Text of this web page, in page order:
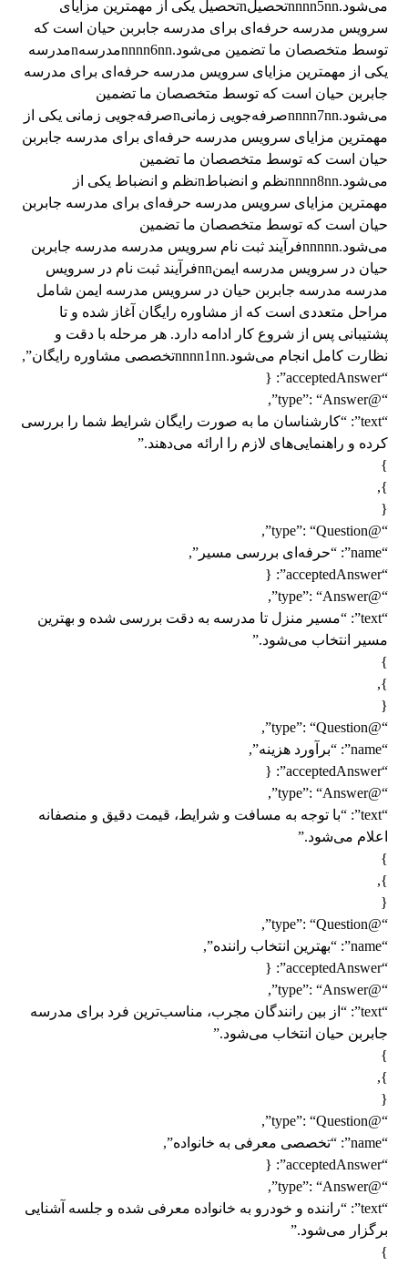
می‌شود.nnnn5nnتحصیلnتحصیل یکی از مهمترین مزایای
سرویس مدرسه حرفه‌ای برای مدرسه جابربن حیان است که
توسط متخصصان ما تضمین می‌شود.nnnn6nnمدرسهnمدرسه
یکی از مهمترین مزایای سرویس مدرسه حرفه‌ای برای مدرسه
جابربن حیان است که توسط متخصصان ما تضمین
می‌شود.nnnn7nnصرفه‌جویی زمانیnصرفه‌جویی زمانی یکی از
مهمترین مزایای سرویس مدرسه حرفه‌ای برای مدرسه جابربن
حیان است که توسط متخصصان ما تضمین
می‌شود.nnnn8nnنظم و انضباطnنظم و انضباط یکی از
مهمترین مزایای سرویس مدرسه حرفه‌ای برای مدرسه جابربن
حیان است که توسط متخصصان ما تضمین
می‌شود.nnnnnفرآیند ثبت نام سرویس مدرسه مدرسه جابربن
حیان در سرویس مدرسه ایمنnnفرآیند ثبت نام در سرویس
مدرسه مدرسه جابربن حیان در سرویس مدرسه ایمن شامل
مراحل متعددی است که از مشاوره رایگان آغاز شده و تا
پشتیبانی پس از شروع کار ادامه دارد. هر مرحله با دقت و
نظارت کامل انجام می‌شود.nnnn1nnتخصصی مشاوره رایگان”,
“acceptedAnswer”: {
“@type”: “Answer”,
“text”: “کارشناسان ما به صورت رایگان شرایط شما را بررسی
کرده و راهنمایی‌های لازم را ارائه می‌دهند.”
}
},
{
“@type”: “Question”,
“name”: “حرفه‌ای بررسی مسیر”,
“acceptedAnswer”: {
“@type”: “Answer”,
“text”: “مسیر منزل تا مدرسه به دقت بررسی شده و بهترین
مسیر انتخاب می‌شود.”
}
},
{
“@type”: “Question”,
“name”: “برآورد هزینه”,
“acceptedAnswer”: {
“@type”: “Answer”,
“text”: “با توجه به مسافت و شرایط، قیمت دقیق و منصفانه
اعلام می‌شود.”
}
},
{
“@type”: “Question”,
“name”: “بهترین انتخاب راننده”,
“acceptedAnswer”: {
“@type”: “Answer”,
“text”: “از بین رانندگان مجرب، مناسب‌ترین فرد برای مدرسه
جابربن حیان انتخاب می‌شود.”
}
},
{
“@type”: “Question”,
“name”: “تخصصی معرفی به خانواده”,
“acceptedAnswer”: {
“@type”: “Answer”,
“text”: “راننده و خودرو به خانواده معرفی شده و جلسه آشنایی
برگزار می‌شود.”
}